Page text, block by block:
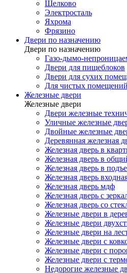
Щелково
Электросталь
Яхрома
Фрязино
Двери по назначению
Двери по назначению
Газо-дымо-
Двери для пищеблоков
Двери для сухих
Для чистых помещений
Железные двери
Железные двери
Двери железные
Уличные железные
Двойные железные
Деревянная железная
Железная дверь в
Железная дверь в
Железная дверь в
Железная дверь
Железная дверь мдф
Железная дверь с
Железная дверь со
Железные двери в
Железные двери
Железные двери на
Железные двери с
Железные двери с
Железные двери с
Недорогие железные